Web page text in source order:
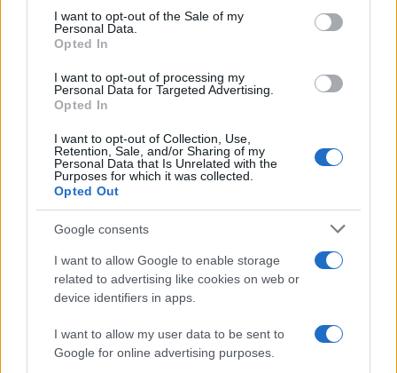
consent section.
I want to opt-out of the Sale of my
Personal Data.
Opted In
I want to opt-out of processing my
Personal Data for Targeted Advertising.
Opted In
I want to opt-out of Collection, Use,
Retention, Sale, and/or Sharing of my
Personal Data that Is Unrelated with the
Purposes for which it was collected.
Opted Out
Google consents
I want to allow Google to enable storage
related to advertising like cookies on web or
device identifiers in apps.
I want to allow my user data to be sent to
Google for online advertising purposes.
Ο Κώστας Σαμαράς δημοσίευσε μία παιδική
φωτογραφία για την επέτειο θανάτου της
αδελφής του, Λένας
Ποιος είναι ο ελληνοκύπριος Sir Ντέμης
Χασάμπης: Από το σκάκι, στο Νόμπελ
Χημείας και στο «τιμόνι» της AI της Google
Το πολωμένο μελτέμι που τροφοδότησε τις
φωτιές σε Αττική και Βοιωτία: «Από τα
ισχυρότερα επεισόδια των τελευταίων 50
χρόνων»
Πιο σχολιασμένα
Μητσοτάκης στην υπογραφή συμφωνίας
για την ηλεκτρική διασύνδεση Ελλάδας –
Κύπρου: «Ισχυρή ψήφος εμπιστοσύνης» η
είσοδος της Meridiam στην GSI
Canadair 515: Οι πρώτες εικόνες από την